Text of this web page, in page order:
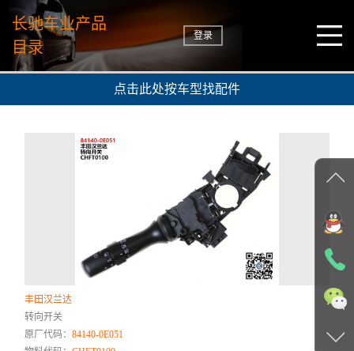
长驰车业产品
目录
登录
点击此处按车型找配件
丰田汉兰达
转向开关
原厂代码：84140-0E051